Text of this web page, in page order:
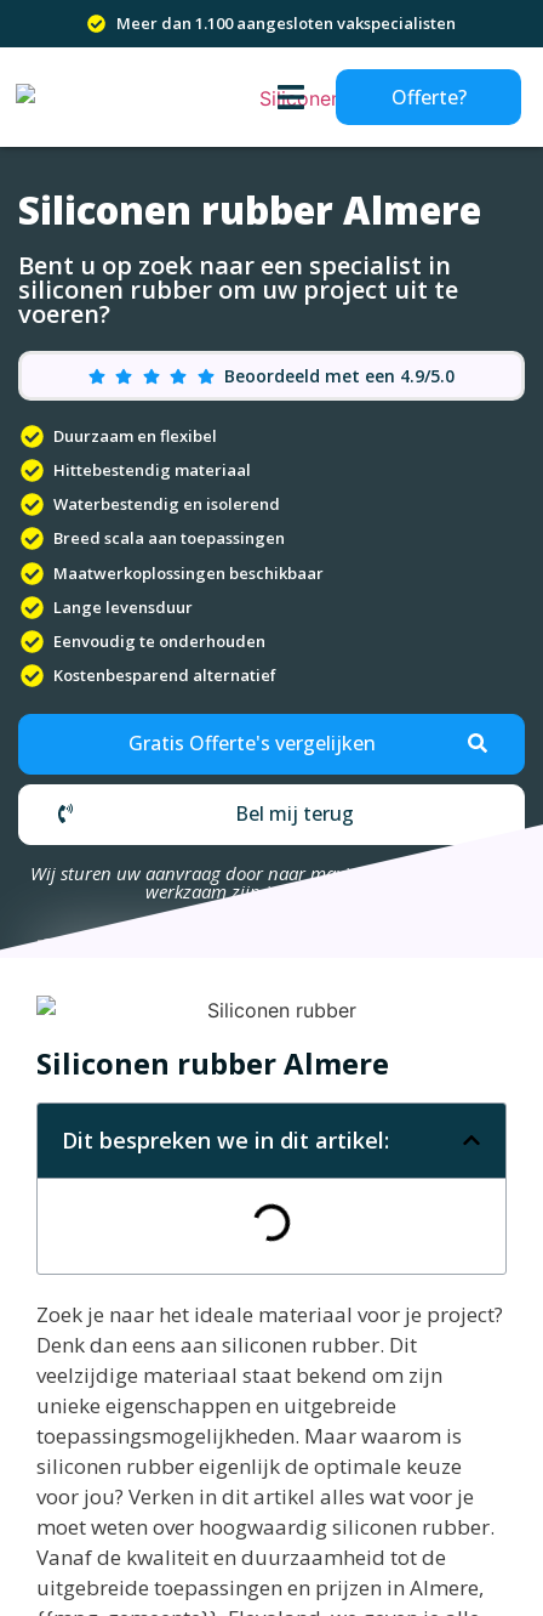
Meer dan 1.100 aangesloten vakspecialisten
Offerte?
Siliconen rubber Almere
Bent u op zoek naar een specialist in
siliconen rubber om uw project uit te
voeren?
Beoordeeld met een 4.9/5.0
Duurzaam en flexibel
Hittebestendig materiaal
Waterbestendig en isolerend
Breed scala aan toepassingen
Maatwerkoplossingen beschikbaar
Lange levensduur
Eenvoudig te onderhouden
Kostenbesparend alternatief
Gratis Offerte's vergelijken
Bel mij terug
Wij sturen uw aanvraag door naar maximaal 4 bedrijven die
werkzaam zijn in uw omgeving.
Siliconen rubber Almere
Dit bespreken we in dit artikel:
Zoek je naar het ideale materiaal voor je project?
Denk dan eens aan siliconen rubber. Dit
veelzijdige materiaal staat bekend om zijn
unieke eigenschappen en uitgebreide
toepassingsmogelijkheden. Maar waarom is
siliconen rubber eigenlijk de optimale keuze
voor jou? Verken in dit artikel alles wat voor je
moet weten over hoogwaardig siliconen rubber.
Vanaf de kwaliteit en duurzaamheid tot de
uitgebreide toepassingen en prijzen in Almere,